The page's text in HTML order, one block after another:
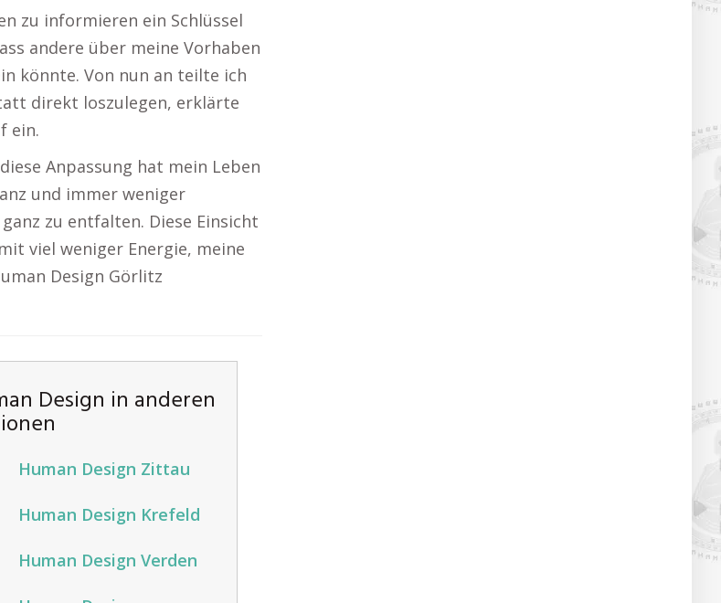
zu informieren ein Schlüssel
andere über meine Vorhaben
könnte. Von nun an teilte ich
direkt loszulegen, erklärte
ein.
Anpassung hat mein Leben
und immer weniger
zu entfalten. Diese Einsicht
viel weniger Energie, meine
Design Görlitz
Design in anderen
Human Design Zittau
Human Design Krefeld
Human Design Verden